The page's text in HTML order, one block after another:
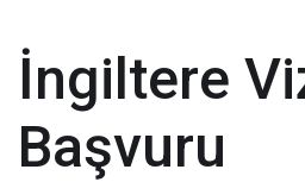
İngiltere
Başvuru